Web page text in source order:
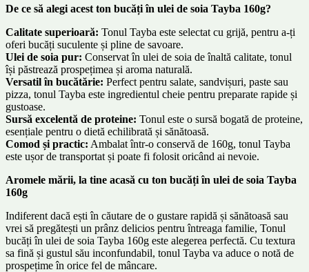
De ce să alegi acest ton bucăți în ulei de soia Tayba 160g?
Calitate superioară: Tonul Tayba este selectat cu grijă, pentru a-ți
oferi bucăți suculente și pline de savoare.
Ulei de soia pur: Conservat în ulei de soia de înaltă calitate, tonul
își păstrează prospețimea și aroma naturală.
Versatil în bucătărie: Perfect pentru salate, sandvișuri, paste sau
pizza, tonul Tayba este ingredientul cheie pentru preparate rapide și
gustoase.
Sursă excelentă de proteine: Tonul este o sursă bogată de proteine,
esențiale pentru o dietă echilibrată și sănătoasă.
Comod și practic: Ambalat într-o conservă de 160g, tonul Tayba
este ușor de transportat și poate fi folosit oricând ai nevoie.
Aromele mării, la tine acasă cu ton bucăți în ulei de soia Tayba
160g
Indiferent dacă ești în căutare de o gustare rapidă și sănătoasă sau
vrei să pregătești un prânz delicios pentru întreaga familie, Tonul
bucăți în ulei de soia Tayba 160g este alegerea perfectă. Cu textura
sa fină și gustul său inconfundabil, tonul Tayba va aduce o notă de
prospețime în orice fel de mâncare.